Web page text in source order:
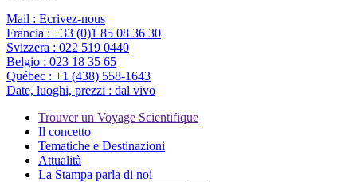
Mail : Ecrivez-nous
Francia : +33 (0)1 85 08 36 30
Svizzera : 022 519 0440
Belgio : 023 18 35 65
Québec : +1 (438) 558-1643
Date, luoghi, prezzi : dal vivo
Trouver un Voyage Scientifique
Il concetto
Tematiche e Destinazioni
Attualità
La Stampa parla di noi